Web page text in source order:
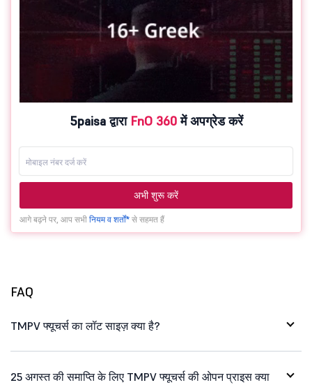
5paisa द्वारा FnO 360में अपग्रेड करें
अभी शुरू करें
आगे बढ़ने पर, आप सभी नियम व शर्तों* से सहमत हैं
FAQ
TMPV फ्यूचर्स का लॉट साइज़ क्या है?
25 अगस्त की समाप्ति के लिए TMPV फ्यूचर्स की ओपन प्राइस क्या